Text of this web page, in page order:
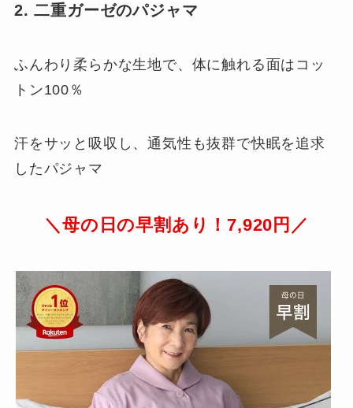
2. 二重ガーゼのパジャマ
ふんわり柔らかな生地で、体に触れる面はコッ
トン100％
汗をサッと吸収し、通気性も抜群で快眠を追求
したパジャマ
＼母の日の早割あり！7,920円／